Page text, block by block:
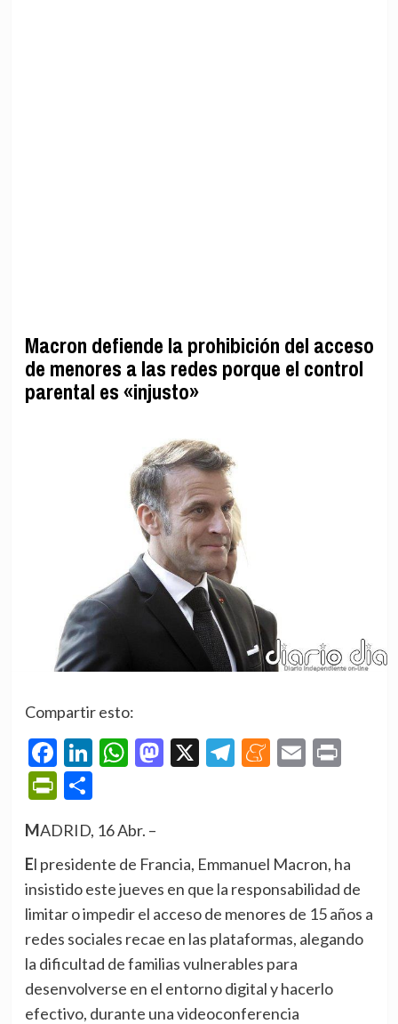
Macron defiende la prohibición del acceso
de menores a las redes porque el control
parental es «injusto»
Compartir esto:
Facebook
LinkedIn
WhatsApp
Mastodon
X Telegram
Meneame
Email
PrintFriendly
Compartir
MADRID, 16 Abr. –
El presidente de Francia, Emmanuel Macron, ha
insistido este jueves en que la responsabilidad de
limitar o impedir el acceso de menores de 15 años a
redes sociales recae en las plataformas, alegando
la dificultad de familias vulnerables para
desenvolverse en el entorno digital y hacerlo
efectivo, durante una videoconferencia